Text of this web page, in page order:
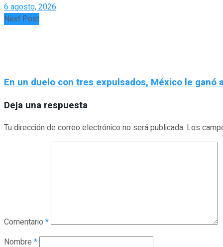
6 agosto, 2026
Next Post
En un duelo con tres expulsados, México le
Deja una respuesta
Tu dirección de correo electrónico no será publicada. Los
Comentario *
Nombre *